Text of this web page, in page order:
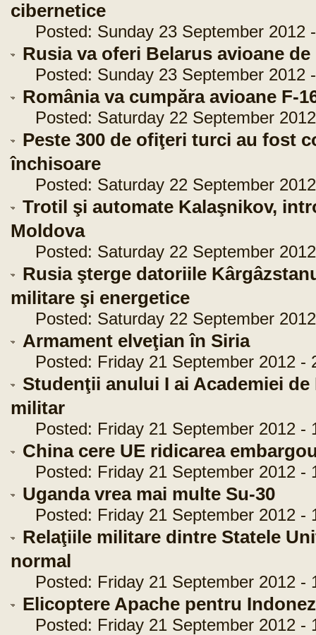
cibernetice
Posted: Sunday 23 September 2012
Rusia va oferi Belarus avioane
Posted: Sunday 23 September 2012
România va cumpăra avioane F-
Posted: Saturday 22 September
Peste 300 de ofiţeri turci au fost
închisoare
Posted: Saturday 22 September
Trotil şi automate Kalaşnikov,
Moldova
Posted: Saturday 22 September
Rusia şterge datoriile
militare şi energetice
Posted: Saturday 22 September
Armament elveţian în Siria
Posted: Friday 21 September 2012 -
Studenţii anului I ai Academiei
militar
Posted: Friday 21 September 2012 -
China cere UE ridicarea
Posted: Friday 21 September 2012 -
Uganda vrea mai multe Su-30
Posted: Friday 21 September 2012 -
Relaţiile militare dintre Statele
normal
Posted: Friday 21 September 2012 -
Elicoptere Apache pentru
Posted: Friday 21 September 2012 -